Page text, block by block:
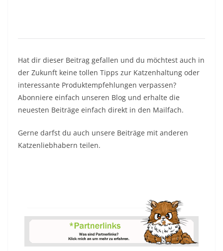
Hat dir dieser Beitrag gefallen und du möchtest auch in
der Zukunft keine tollen Tipps zur Katzenhaltung oder
interessante Produktempfehlungen verpassen?
Abonniere einfach unseren Blog und erhalte die
neuesten Beiträge einfach direkt in den Mailfach.
Gerne darfst du auch unsere Beiträge mit anderen
Katzenliebhabern teilen.